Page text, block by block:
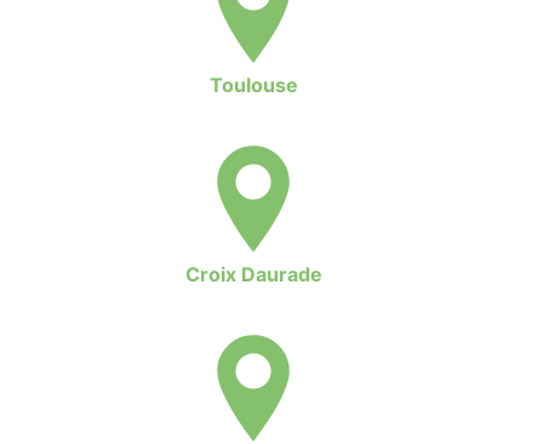
Toulouse
Croix Daurade